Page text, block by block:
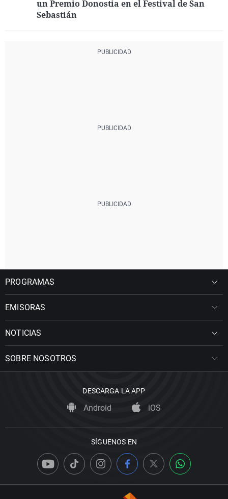
un Premio Donostia en el Festival de San
Sebastián
PROGRAMAS
EMISORAS
NOTICIAS
SOBRE NOSOTROS
DESCARGA LA APP
Android iOS
SÍGUENOS EN